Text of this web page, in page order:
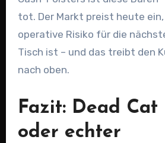
tot. Der Markt preist heute ein,
operative Risiko für die
Tisch ist – und das treibt den
nach oben.
Fazit: Dead Cat
oder echter